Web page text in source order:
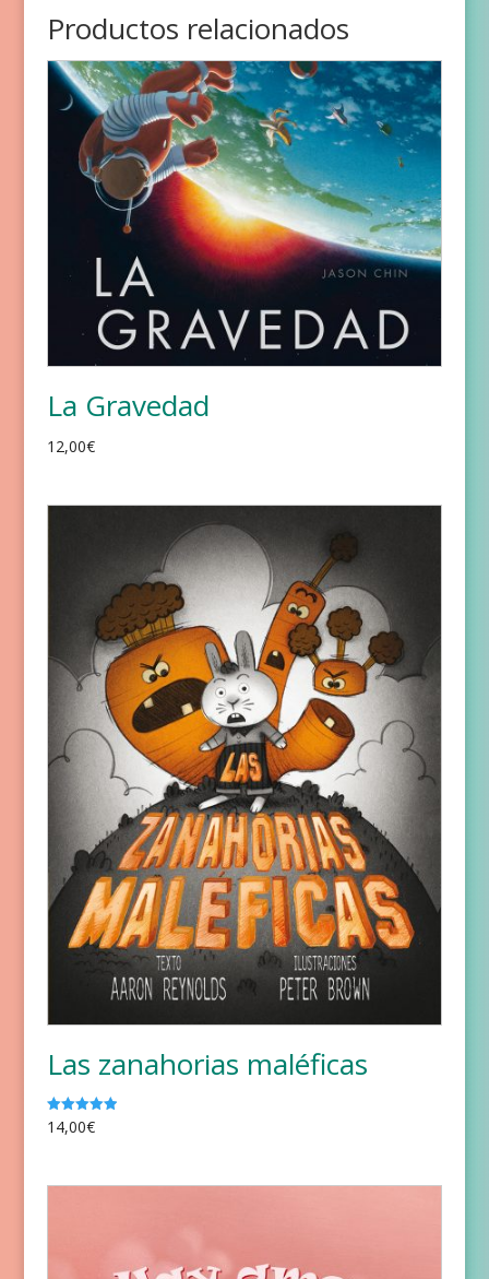
Productos relacionados
La Gravedad
12,00€
Las zanahorias maléficas
Valorado
con
14,00€